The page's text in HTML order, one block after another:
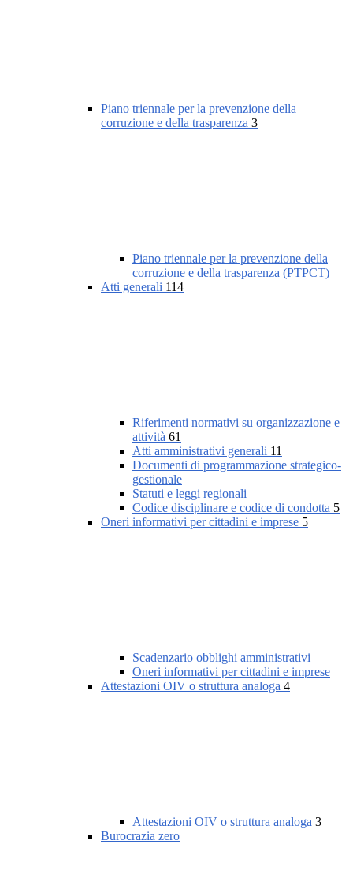
Piano triennale per la prevenzione della
corruzione e della trasparenza 3
Piano triennale per la prevenzione della
corruzione e della trasparenza (PTPCT)
Atti generali 114
Riferimenti normativi su organizzazione e
attività 61
Atti amministrativi generali 11
Documenti di programmazione strategico-
gestionale
Statuti e leggi regionali
Codice disciplinare e codice di condotta 5
Oneri informativi per cittadini e imprese 5
Scadenzario obblighi amministrativi
Oneri informativi per cittadini e imprese
Attestazioni OIV o struttura analoga 4
Attestazioni OIV o struttura analoga 3
Burocrazia zero